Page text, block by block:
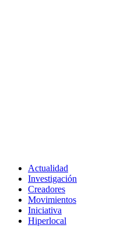
Actualidad
Investigación
Creadores
Movimientos
Iniciativa
Hiperlocal